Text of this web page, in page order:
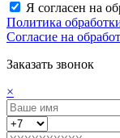
Я согласен на
Политика
Согласие на
Заказать звонок
×